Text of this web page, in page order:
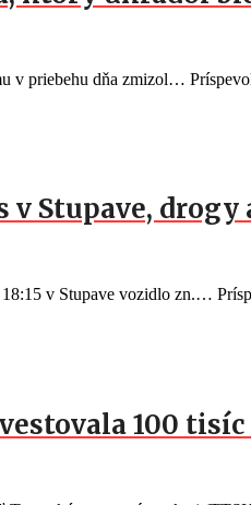
v priebehu dňa zmizol…
v Stupave,
v Stupave vozidlo zn.…
100